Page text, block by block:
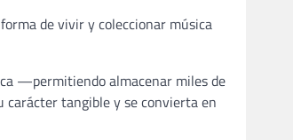
de vivir y coleccionar música
—permitiendo almacenar miles de
carácter tangible y se convierta en